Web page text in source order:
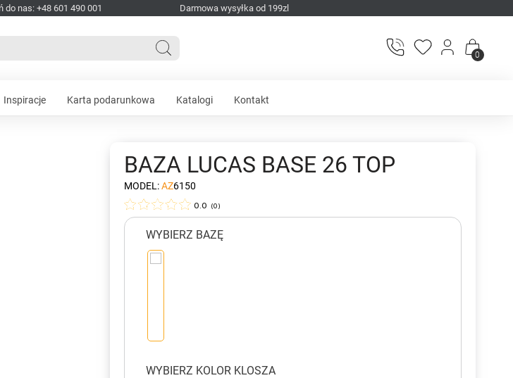
do nas: +48 601 490 001 Darmowa wysyłka od 199zl
0
Inspiracje Karta podarunkowa Katalogi Kontakt
BAZA LUCAS BASE 26 TOP
MODEL:AZ6150
0.0 (0)
WYBIERZ BAZĘ
WYBIERZ KOLOR KLOSZA